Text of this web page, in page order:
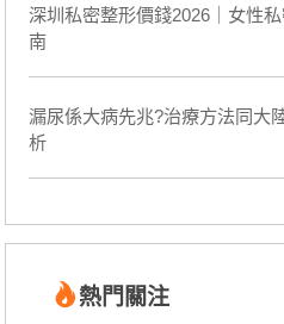
深圳私密整形價錢2026｜女性
南
漏尿係大病先兆?治療方法同大
析
熱門關注